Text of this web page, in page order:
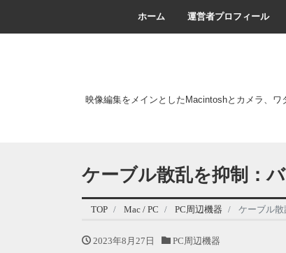
ホーム 運営者プロフィール
映像編集をメインとしたMacintoshとカメラ、
ケーブル散乱を抑制：
TOP Mac / PC PC周辺機器 ケーブル
2023年8月27日 PC周辺機器